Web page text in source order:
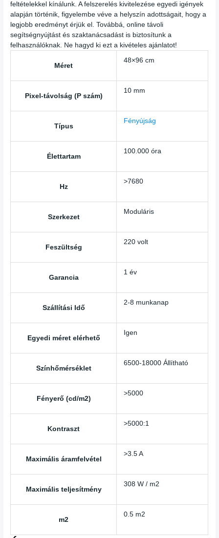
feltételekkel kínálunk. A felszerelés kivitelezése egyedi igények
alapján történik, figyelembe véve a helyszín adottságait, hogy a
legjobb eredményt érjük el. Továbbá, online távoli
segítségnyújtást és szaktanácsadást is biztosítunk a
felhasználóknak. Ne hagyd ki ezt a kivételes ajánlatot!
Méret
48×96 cm
Pixel-távolság (P szám)
10 mm
Típus
Fényújság
Élettartam
100.000 óra
Hz
>7680
Szerkezet
Moduláris
Feszültség
220 volt
Garancia
1 év
Szállítási Idő
2-8 munkanap
Egyedi méret elérhető
Igen
Színhőmérséklet
6500-18000 Állítható
Fényerő (cd/m2)
>5000
Kontraszt
>5000:1
Maximális áramfelvétel
>3.5 A
Maximális teljesítmény
308 W / m2
m2
0.5 m2